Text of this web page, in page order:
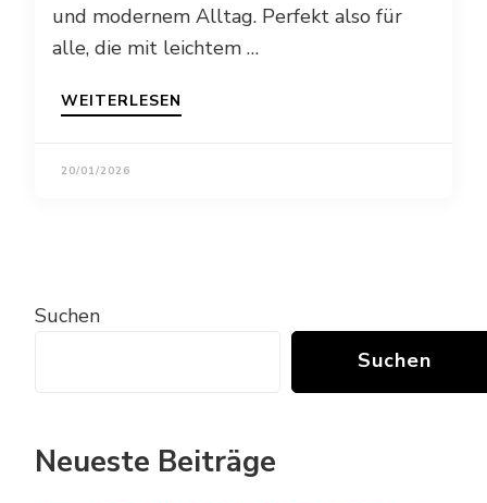
und modernem Alltag. Perfekt also für
alle, die mit leichtem …
WEITERLESEN
20/01/2026
Suchen
Suchen
Neueste Beiträge